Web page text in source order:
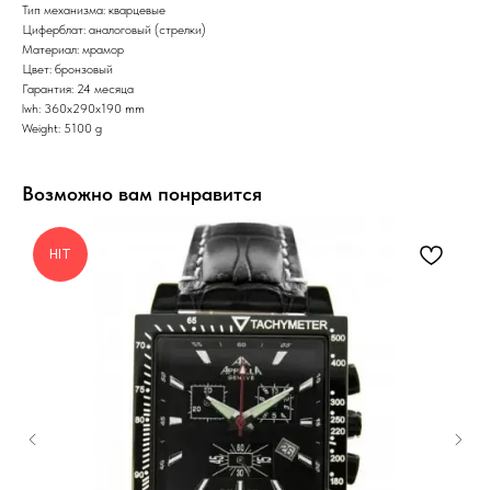
Тип механизма: кварцевые
Циферблат: аналоговый (стрелки)
Материал: мрамор
Цвет: бронзовый
Гарантия: 24 месяца
lwh: 360x290x190 mm
Weight: 5100 g
Возможно вам понравится
HIT